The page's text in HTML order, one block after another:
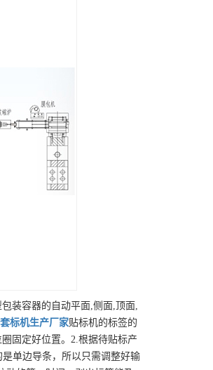
装容器的自动平面,侧面,顶面,
标机生产厂家贴标机的标签的
固定好位置。2.根据待贴标产
单边导条，所以只需调整好输